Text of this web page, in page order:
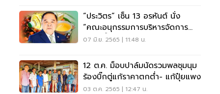
“ประวิตร” เซ็น 13 อรหันต์ นั่ง
“คณะอนุกรรมการบริหารจัดการ
สมดุลน้ำมันปาล์ม”
07 มิ.ย. 2565 | 11:48 น.
12 ต.ค. ม็อบปาล์มนัดรวมพลชุมนุม
ร้องบิ๊กตู่แก้ราคาตกต่ำ- แก้ปุ๋ยแพง
03 ต.ค. 2565 | 12:47 น.